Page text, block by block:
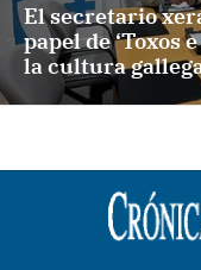
El secretario
papel de ‘Toxos
la cultura